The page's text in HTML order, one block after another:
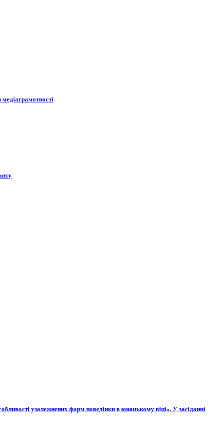
узалежнених форм поведінки в юнацькому віці». У засіданні